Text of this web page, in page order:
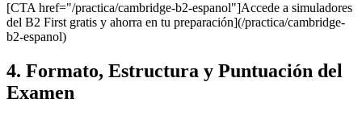
[CTA href="/practica/cambridge-b2-espanol"]Accede a simuladores
del B2 First gratis y ahorra en tu preparación](/practica/cambridge-
b2-espanol)
4. Formato, Estructura y Puntuación del
Examen